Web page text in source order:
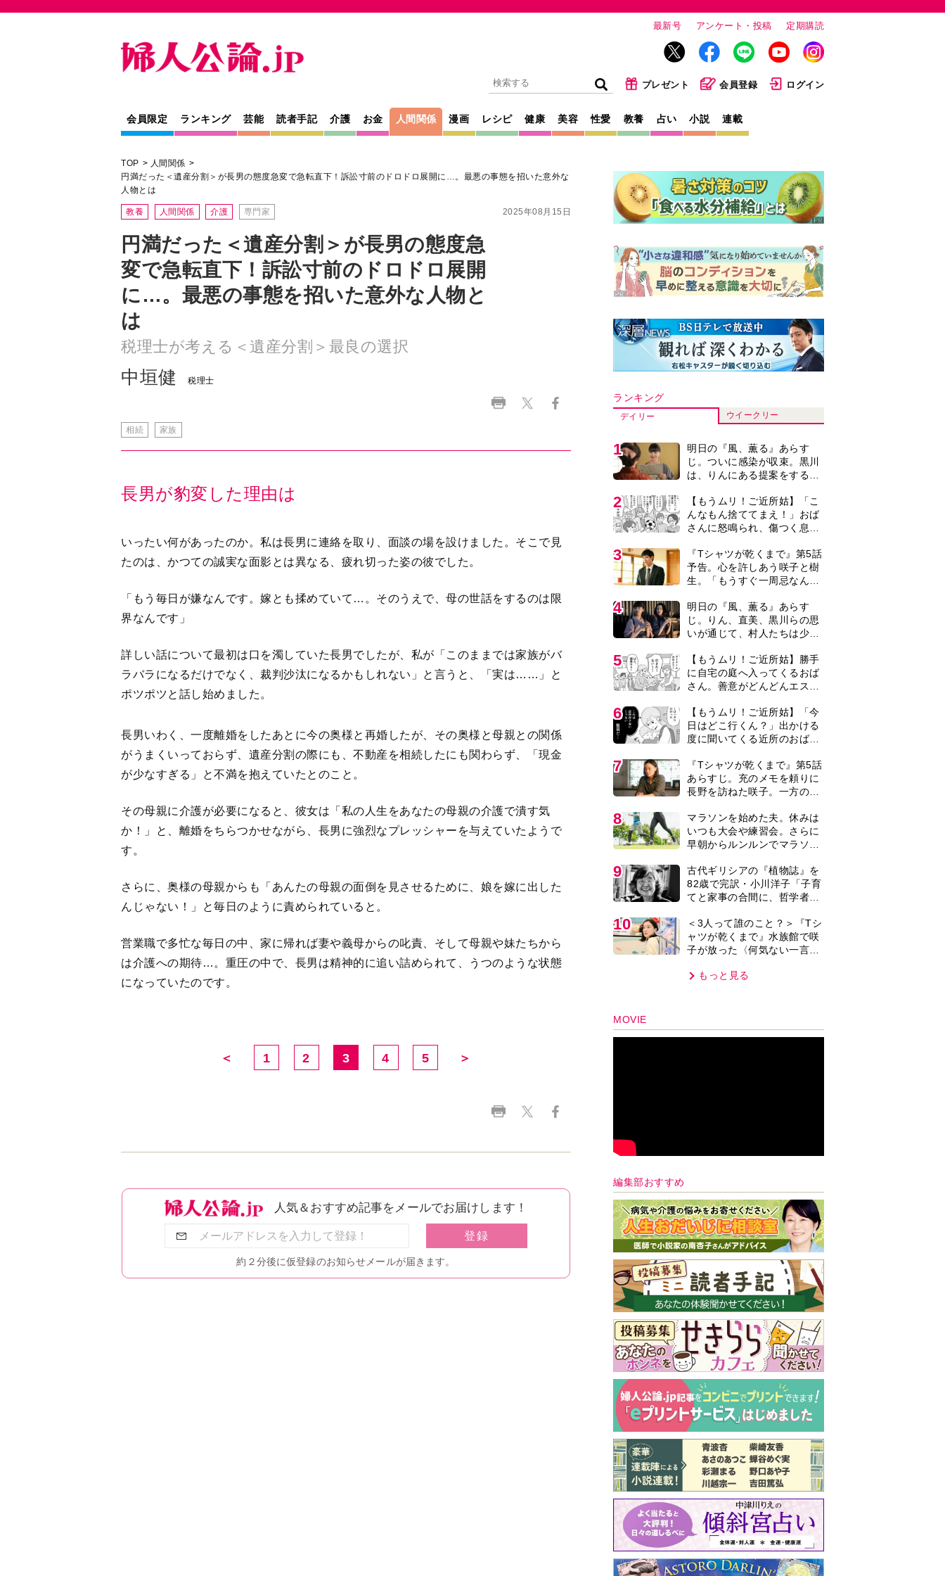
最新号 アンケート・投稿 定期購読
プレゼント 会員登録 ログイン
会員限定 ランキング 芸能 読者手記 介護 お金 人間関係 漫画 レシピ 健康 美容 性愛 教養 占い 小説 連載
TOP
人間関係
円満だった＜遺産分割＞が長男の態度急変で急転直下！訴訟寸前のドロドロ展開に…。最悪の事態を招いた意外な
人物とは
2025年08月15日
教養 人間関係 介護 専門家
円満だった＜遺産分割＞が長男の態度急
変で急転直下！訴訟寸前のドロドロ展開
に…。最悪の事態を招いた意外な人物と
は
税理士が考える＜遺産分割＞最良の選択
中垣健 税理士
相続 家族
長男が豹変した理由は
いったい何があったのか。私は長男に連絡を取り、面談の場を設けました。そこで見
たのは、かつての誠実な面影とは異なる、疲れ切った姿の彼でした。
「もう毎日が嫌なんです。嫁とも揉めていて…。そのうえで、母の世話をするのは限
界なんです」
詳しい話について最初は口を濁していた長男でしたが、私が「このままでは家族がバ
ラバラになるだけでなく、裁判沙汰になるかもしれない」と言うと、「実は……」と
ポツポツと話し始めました。
長男いわく、一度離婚をしたあとに今の奥様と再婚したが、その奥様と母親との関係
がうまくいっておらず、遺産分割の際にも、不動産を相続したにも関わらず、「現金
が少なすぎる」と不満を抱えていたとのこと。
その母親に介護が必要になると、彼女は「私の人生をあなたの母親の介護で潰す気
か！」と、離婚をちらつかせながら、長男に強烈なプレッシャーを与えていたようで
す。
さらに、奥様の母親からも「あんたの母親の面倒を見させるために、娘を嫁に出した
んじゃない！」と毎日のように責められていると。
営業職で多忙な毎日の中、家に帰れば妻や義母からの叱責、そして母親や妹たちから
は介護への期待…。重圧の中で、長男は精神的に追い詰められて、うつのような状態
になっていたのです。
＜ 1 2 3 4 5 ＞
ランキング
デイリー ウイークリー
1
明日の『風、薫る』あらす
じ。ついに感染が収束。黒川
は、りんにある提案をする＜
2
【もうムリ！ご近所姑】「こ
んなもん捨ててまえ！」おば
さんに怒鳴られ、傷つく息
【第3話】
3
『Tシャツが乾くまで』第5話
予告。心を許しあう咲子と樹
生。「もうすぐ一周忌なんで
レあり＞
4
明日の『風、薫る』あらす
じ。りん、直美、黒川らの思
いが通じて、村人たちは少し
バレあり＞
5
【もうムリ！ご近所姑】勝手
に自宅の庭へ入ってくるおば
さん。善意がどんどんエスカ
6
【もうムリ！ご近所姑】「今
日はどこ行くん？」出かける
度に聞いてくる近所のおばさ
まり…【第1話】
7
『Tシャツが乾くまで』第5話
あらすじ。充のメモを頼りに
長野を訪ねた咲子。一方の樹
タバレあり＞
8
マラソンを始めた夫。休みは
いつも大会や練習会。さらに
早朝からルンルンでマラソン
うになり…
9
古代ギリシアの『植物誌』を
82歳で完訳・小川洋子「子育
てと家事の合間に、哲学者テ
年」
10
＜3人って誰のこと？＞『Tシ
ャツが乾くまで』水族館で咲
子が放った〈何気ない一言〉
線？」「子どもの話だと…」
もっと見る
MOVIE
編集部おすすめ